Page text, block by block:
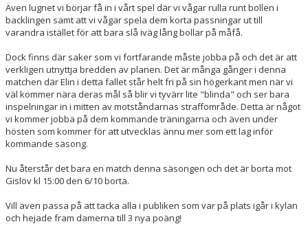
Även lugnet vi börjar få in i vårt spel där vi vågar rulla runt bollen i
backlingen samt att vi vågar spela dem korta passningar ut till
varandra istället för att bara slå iväg lång bollar på måfå.
Dock finns där saker som vi fortfarande måste jobba på och det är att
verkligen utnyttja bredden av planen. Det är många gånger i denna
matchen där Elin i detta fallet står helt fri på sin högerkant men när vi
väl kommer nära deras mål så blir vi tyvärr lite "blinda" och ser bara
inspelningar in i mitten av motståndarnas straffområde. Detta är något
vi kommer jobba på dem kommande träningarna och även under
hösten som kommer för att utvecklas ännu mer som ett lag inför
kommande säsong.
Nu återstår det bara en match denna säsongen och det är borta mot
Gislöv kl 15:00 den 6/10 borta.
Vill även passa på att tacka alla i publiken som var på plats igår i kylan
och hejade fram damerna till 3 nya poäng!